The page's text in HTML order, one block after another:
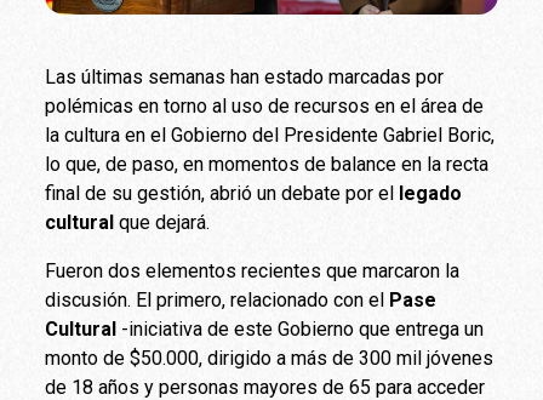
Las últimas semanas han estado marcadas por
polémicas en torno al uso de recursos en el área de
la cultura en el Gobierno del Presidente Gabriel Boric,
lo que, de paso, en momentos de balance en la recta
final de su gestión, abrió un debate por el legado
cultural que dejará.
Fueron dos elementos recientes que marcaron la
discusión. El primero, relacionado con el Pase
Cultural -iniciativa de este Gobierno que entrega un
monto de $50.000, dirigido a más de 300 mil jóvenes
de 18 años y personas mayores de 65 para acceder